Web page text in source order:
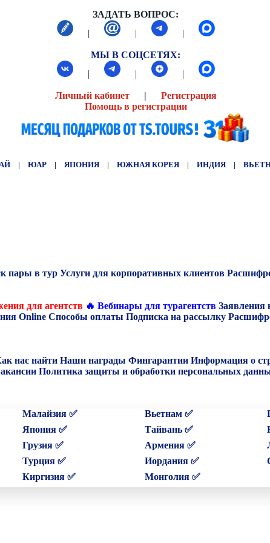
ЗАДАТЬ ВОПРОС:
|
| |
МЫ В СОЦСЕТЯХ:
|
| |
Личный кабинет| Регистрация
Помощь в регистрации
| ЮАР | ЯПОНИЯ | ЮЖНАЯ КОРЕЯ | ИНДИЯ |
пары в тур Услуги для корпоративных клиентов
для агентств 🔥 Вебинары для турагентств Заявления
Online Способы оплаты Подписка на рассылку
нас найти Наши награды Фингарантии Информация о
Политика защиты и обработки персональных
Малайзия ✅ Вьетнам ✅
Япония ✅
Тайвань ✅
Грузия ✅
Армения ✅
Турция ✅
Иордания ✅
Киргизия ✅
Монголия ✅